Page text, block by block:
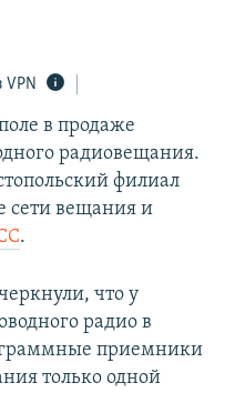
СОПРОТИВЛЕНИЯ
VPN
в продаже
радиовещания.
филиал
сети вещания и
.
что у
радио в
приемники
только одной